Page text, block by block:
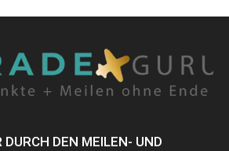
DURCH DEN MEILEN- UND